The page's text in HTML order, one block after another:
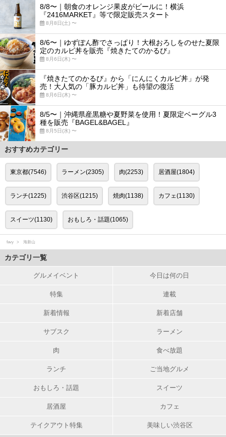
8/8〜｜朝食のオレンジ果皮がビールに！横浜
『2416MARKET』等で限定販売スタート
8月8日(土) 〜
8/6〜｜ゆずぽん酢でさっぱり！大根おろしをのせた夏限
定のカルビ丼を販売『焼きたてのかるび』
8月6日(木) 〜
『焼きたてのかるび』から「にんにくカルビ丼」が発
売！大人気の「豚カルビ丼」も待望の復活
8月6日(木) 〜
8/5〜｜沖縄県産黒糖や夏野菜を使用！夏限定ベーグル3
種を販売『BAGEL&BAGEL』
8月5日(水) 〜
おすすめカテゴリー
東京都(7546) ラーメン(2305) 肉(2253) 居酒屋(1804)
ランチ(1225) 渋谷区(1215) 焼肉(1138) カフェ(1130)
スイーツ(1130) おもしろ・話題(1065)
favy 海新山
カテゴリ一覧
グルメイベント 今日は何の日
特集 連載
新着情報 新着店舗
サブスク ラーメン
肉 食べ放題
ランチ ご当地グルメ
おもしろ・話題 スイーツ
居酒屋 カフェ
テイクアウト特集 美味しい渋谷区